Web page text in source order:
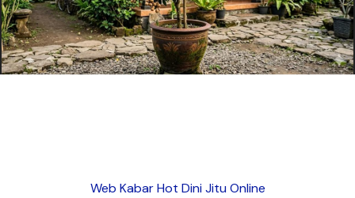
Web Kabar Hot Dini Jitu Online